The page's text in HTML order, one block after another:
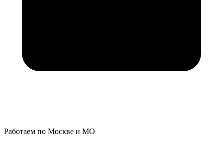
Работаем по Москве и МО